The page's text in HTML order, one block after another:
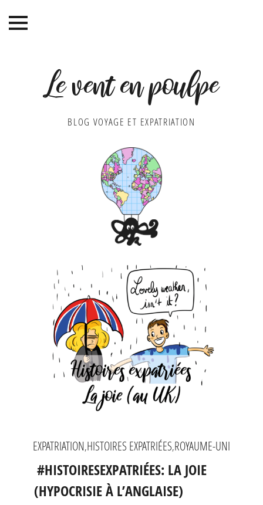
Le vent en poulpe
BLOG VOYAGE ET EXPATRIATION
EXPATRIATION,HISTOIRES EXPATRIÉES,ROYAUME-UNI
#HISTOIRESEXPATRIÉES: LA JOIE
(HYPOCRISIE À L’ANGLAISE)